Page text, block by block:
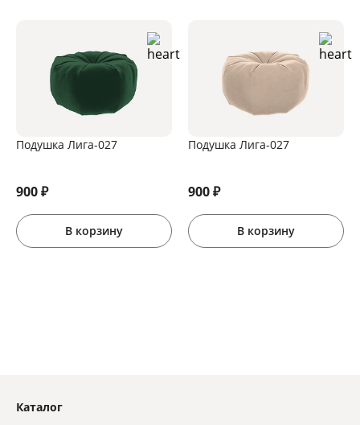
Подушка Лига-027
900₽
В корзину
Подушка Лига-027
900₽
В корзину
Каталог